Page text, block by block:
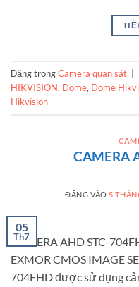
Đăng trongCamera quan sát
HIKVISION, Dome, Dome
Hikvision
CAMERA
ĐĂNG VÀO 5
05
Th7
CAMERA AHD STC-
EXMOR CMOS IMAGE
704FHD được sử dụng